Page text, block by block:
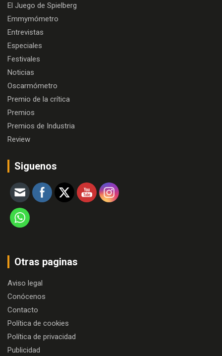
El Juego de Spielberg
Emmymómetro
Entrevistas
Especiales
Festivales
Noticias
Oscarmómetro
Premio de la crítica
Premios
Premios de Industria
Review
Siguenos
Otras paginas
Aviso legal
Conócenos
Contacto
Política de cookies
Política de privacidad
Publicidad